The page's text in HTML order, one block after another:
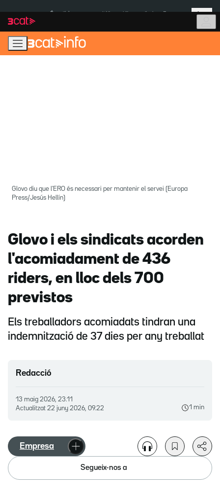
navegació
principal
contingut
Més
Glovo diu que l'ERO és necessari per mantenir el servei (Europa
Press/Jesús Hellín)
Glovo i els sindicats acorden
l'acomiadament de 436
riders, en lloc dels 700
previstos
Els treballadors acomiadats tindran una
indemnització de 37 dies per any treballat
Redacció
13 maig 2026, 23.11
Actualitzat 22 juny 2026, 09.22 1 min
Empresa
Segueix-nos a